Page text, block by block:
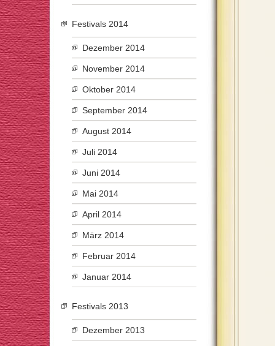
Festivals 2014
Dezember 2014
November 2014
Oktober 2014
September 2014
August 2014
Juli 2014
Juni 2014
Mai 2014
April 2014
März 2014
Februar 2014
Januar 2014
Festivals 2013
Dezember 2013